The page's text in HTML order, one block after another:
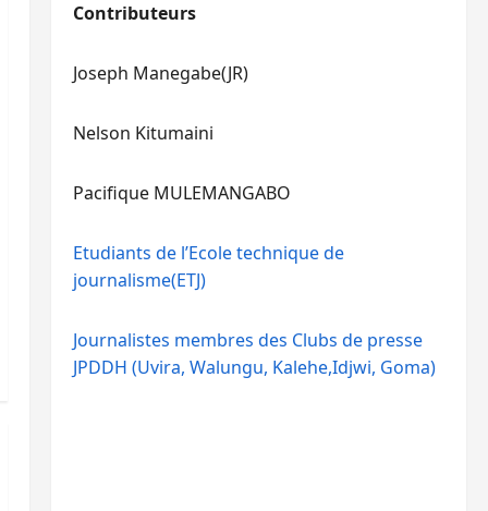
Contributeurs
Joseph Manegabe(JR)
Nelson Kitumaini
Pacifique MULEMANGABO
Etudiants de l’Ecole technique de
journalisme(ETJ)
Journalistes membres des Clubs de presse
JPDDH (Uvira, Walungu, Kalehe,Idjwi, Goma)